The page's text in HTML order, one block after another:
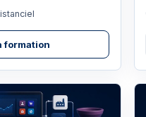
formation